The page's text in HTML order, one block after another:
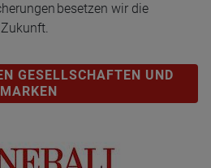
besetzen wir die
GESELLSCHAFTEN UND
MARKEN